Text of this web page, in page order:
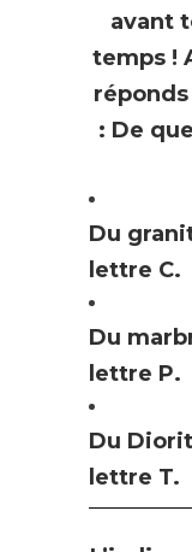
avant
temps !
: De
Du
lettre C.
Du
lettre P.
Du
lettre T.